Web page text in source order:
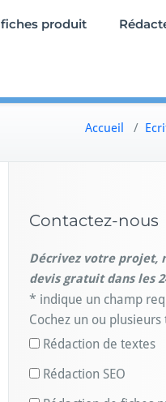
produit
Accueil /
Contactez-nous
Décrivez votre projet,
devis gratuit dans les
* indique un champ
Cochez un ou
Rédaction de textes
Rédaction SEO